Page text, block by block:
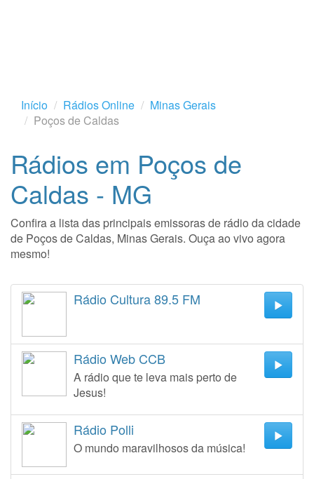
Início Rádios Online
Minas Gerais
Poços de Caldas
Rádios em Poços de
Caldas - MG
Confira a lista das principais emissoras de rádio da cidade
de Poços de Caldas, Minas Gerais. Ouça ao vivo agora
mesmo!
Rádio Cultura 89.5 FM
Rádio Web CCB
A rádio que te leva mais perto de
Jesus!
Rádio Polli
O mundo maravilhosos da música!